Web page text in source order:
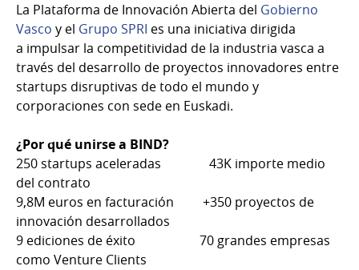
La Plataforma de Innovación Abierta del Gobierno
Vasco y el Grupo SPRI es una iniciativa dirigida
a impulsar la competitividad de la industria vasca a
través del desarrollo de proyectos innovadores entre
startups disruptivas de todo el mundo y
corporaciones con sede en Euskadi.
¿Por qué unirse a BIND?
250 startups aceleradas 43K importe medio
del contrato
9,8M euros en facturación +350 proyectos de
innovación desarrollados
9 ediciones de éxito 70 grandes empresas
como Venture Clients